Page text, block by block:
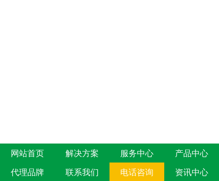
网站首页 解决方案 服务中心
产品中心
代理品牌
联系我们 电话咨询 资讯中心